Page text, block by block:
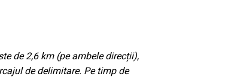
de 2,6 km (pe ambele direcții),
de delimitare. Pe timp de